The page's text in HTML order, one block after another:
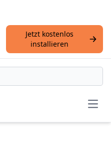
Jetzt kostenlos
installieren